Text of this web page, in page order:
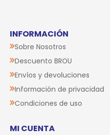
INFORMACIÓN
Sobre Nosotros
Descuento BROU
Envíos y devoluciones
Información de privacidad
Condiciones de uso
MI CUENTA